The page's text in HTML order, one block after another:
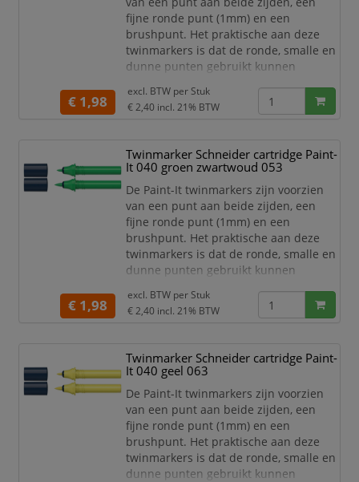
fijne ronde punt (1mm) en een
brushpunt. Het praktische aan deze
twinmarkers is dat de ronde, smalle en
dunne punten gebruikt kunnen
dikkere punten gebruikt kunnen
worden om grotere schrijf- en
egaal in te kleuren. Zo haal je met de
twinmarkers verschillende functies in
huis met één product! De 30 levend
€ 1,98
excl. BTW per Stuk
€ 2,40 incl. 21% BTW
Twinmarker Schneider cartridge Paint-
It 040 groen zwartwoud 053
De Paint-It twinmarkers zijn voorzien
van een punt aan beide zijden, een
fijne ronde punt (1mm) en een
brushpunt. Het praktische aan deze
twinmarkers is dat de ronde, smalle en
dunne punten gebruikt kunnen
dikkere punten gebruikt kunnen
worden om grotere schrijf- en
egaal in te kleuren. Zo haal je met de
twinmarkers verschillende functies in
huis met één product! De 30 levend
€ 1,98
excl. BTW per Stuk
€ 2,40 incl. 21% BTW
Twinmarker Schneider cartridge Paint-
It 040 geel 063
De Paint-It twinmarkers zijn voorzien
van een punt aan beide zijden, een
fijne ronde punt (1mm) en een
brushpunt. Het praktische aan deze
twinmarkers is dat de ronde, smalle en
dunne punten gebruikt kunnen